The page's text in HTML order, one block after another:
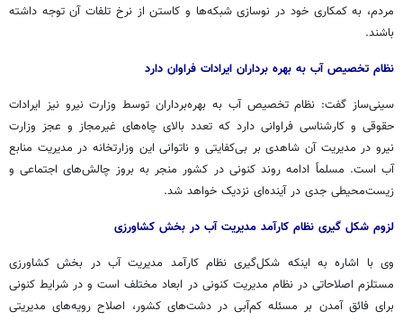
مردم، به کمکاری خود در نوسازی شبکه‌ها و کاستن از نرخ تلفات آن توجه داشته
باشند.
نظام تخصیص آب به بهره برداران ایرادات فراوان دارد
سینی‌ساز گفت: نظام تخصیص آب به بهره‌برداران توسط وزارت نیرو نیز ایرادات
حقوقی و کارشناسی فراوانی دارد که تعدد بالای چاه‌های غیرمجاز و عجز وزارت
نیرو در مدیریت آن شاهدی بر بی‌کفایتی و ناتوانی این وزارتخانه در مدیریت منابع
آب است. مسلماً ادامه روند کنونی در کشور منجر به بروز چالش‌های اجتماعی و
زیست‌محیطی جدی در آینده‌ای نزدیک خواهد شد.
لزوم شکل گیری نظام کارآمد مدیریت آب در بخش کشاورزی
وی با اشاره به اینکه شکل‌گیری نظام کارآمد مدیریت آب در بخش کشاورزی
مستلزم اصلاحاتی در نظام مدیریت کنونی در ابعاد مختلف است و در شرایط کنونی
برای فائق آمدن بر مسئله کم‌آبی در دشت‌های کشور، اصلاح رویه‌های مدیریتی